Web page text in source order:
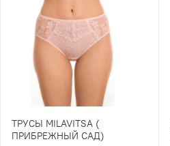
ТРУСЫ MILAVITSA (
ПРИБРЕЖНЫЙ САД)